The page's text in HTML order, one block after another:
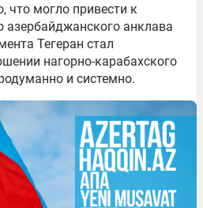
что могло привести к
азербайджанского анклава
Тегеран стал
нагорно-карабахского
и системно.